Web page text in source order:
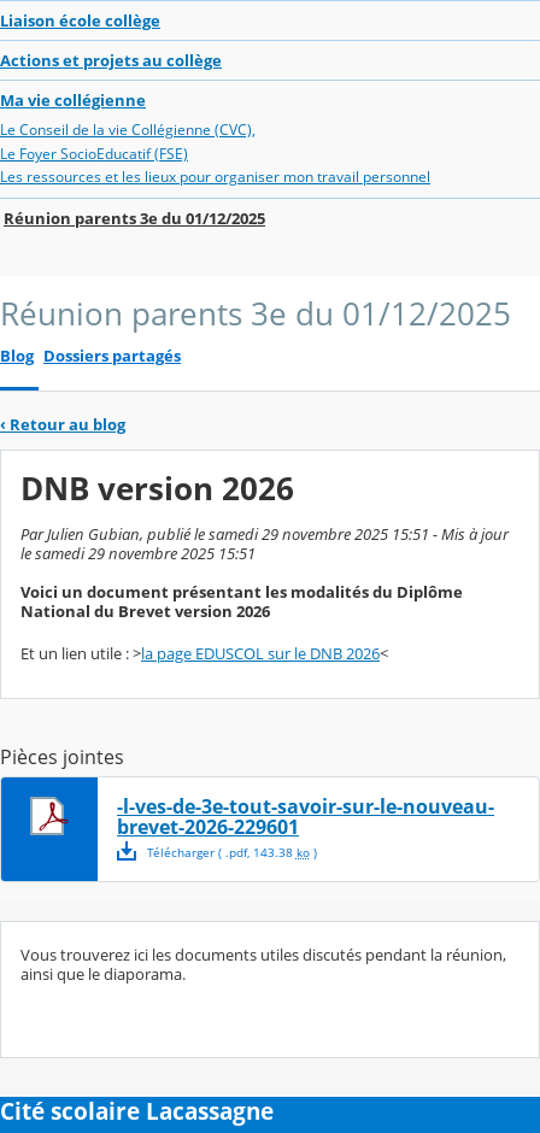
Liaison école collège
Actions et projets au collège
Ma vie collégienne
Le Conseil de la vie Collégienne (CVC),
Le Foyer SocioEducatif (FSE)
Les ressources et les lieux pour organiser mon travail personnel
Réunion parents 3e du 01/12/2025
Réunion parents 3e du 01/12/2025
Blog Dossiers partagés
‹ Retour au blog
DNB version 2026
Par Julien Gubian, publié le samedi 29 novembre 2025 15:51 - Mis à jour
le samedi 29 novembre 2025 15:51
Voici un document présentant les modalités du Diplôme
National du Brevet version 2026
Et un lien utile : >la page EDUSCOL sur le DNB 2026<
Pièces jointes
-l-ves-de-3e-tout-savoir-sur-le-nouveau-
brevet-2026-229601
Télécharger( .pdf, 143.38 ko)
Vous trouverez ici les documents utiles discutés pendant la réunion,
ainsi que le diaporama.
Cité scolaire Lacassagne